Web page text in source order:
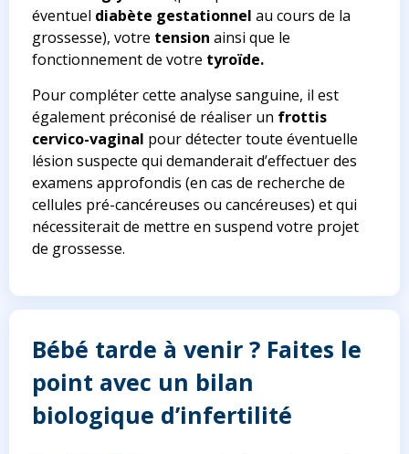
éventuel diabète gestationnel au cours de la
grossesse), votre tension ainsi que le
fonctionnement de votre tyroïde.
Pour compléter cette analyse sanguine, il est
également préconisé de réaliser un frottis
cervico-vaginal pour détecter toute éventuelle
lésion suspecte qui demanderait d’effectuer des
examens approfondis (en cas de recherche de
cellules pré-cancéreuses ou cancéreuses) et qui
nécessiterait de mettre en suspend votre projet
de grossesse.
Bébé tarde à venir ? Faites le
point avec un bilan
biologique d’infertilité